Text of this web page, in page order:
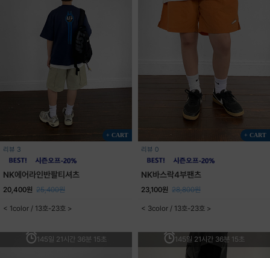
+ CART
리뷰 3
NK에어라인반팔티셔츠
20,400원 25,400원
< 1color / 13호-23호 >
+ CART
리뷰 0
NK바스락4부팬츠
23,100원 28,800원
< 3color / 13호-23호 >
145일 21시간 36분 15초 145일 21시간 36분 15초